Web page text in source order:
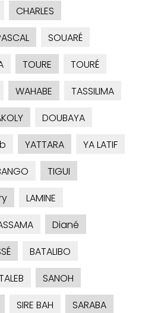
CHARLES
SOUARÉ
TOURE
TOURÉ
WAHABE
TASSILIMA
DOUBAYA
YATTARA
YA LATIF
TIGUI
LAMINE
Diané
BATALIBO
SANOH
SIRE BAH
SARABA